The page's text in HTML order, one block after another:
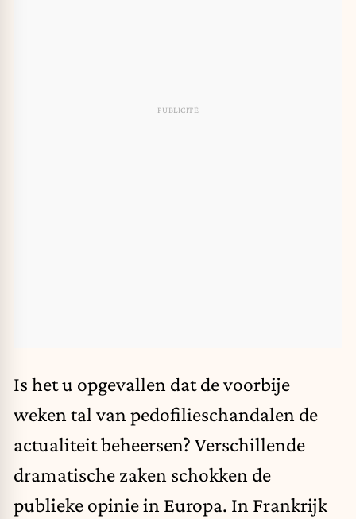
Is het u opgevallen dat de voorbije
weken tal van pedofilieschandalen de
actualiteit beheersen? Verschillende
dramatische zaken schokken de
publieke opinie in Europa. In Frankrijk